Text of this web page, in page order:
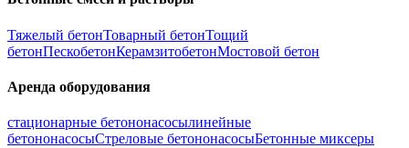
Тяжелый бетонТоварный бетонТощий
бетонПескобетонКерамзитобетонМостовой бетон
Аренда оборудования
стационарные бетононасосылинейные
бетононасосыСтреловые бетононасосыБетонные миксеры